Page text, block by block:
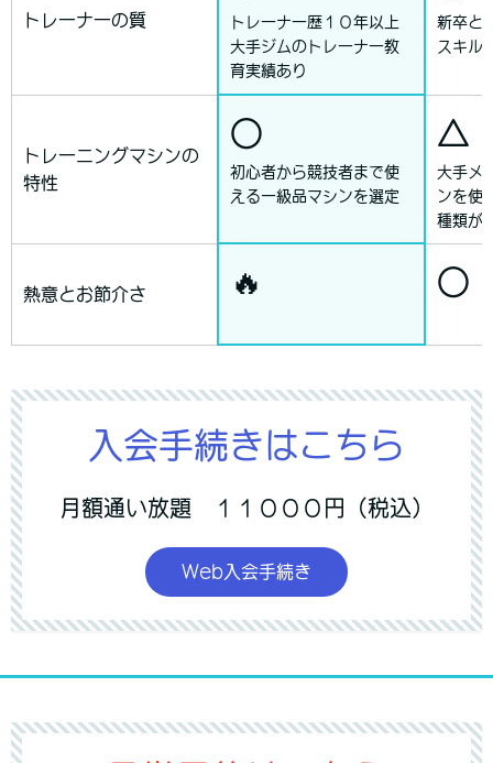
トレーナーの質
トレーナー歴１０年以上
大手ジムのトレーナー教
育実績あり
新卒と
スキル
トレーニングマシンの
特性
○
初心者から競技者まで使
える一級品マシンを選定
△
大手メ
ンを使
種類が
熱意とお節介さ 🔥 ○
入会手続きはこちら
月額通い放題 １１０００円（税込）
Web入会手続き